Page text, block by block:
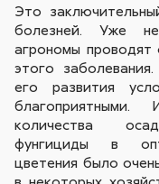
Это
болезней. Уже
агрономы проводят
этого
его развития
благоприятными.
количества
фунгициды в
цветения было